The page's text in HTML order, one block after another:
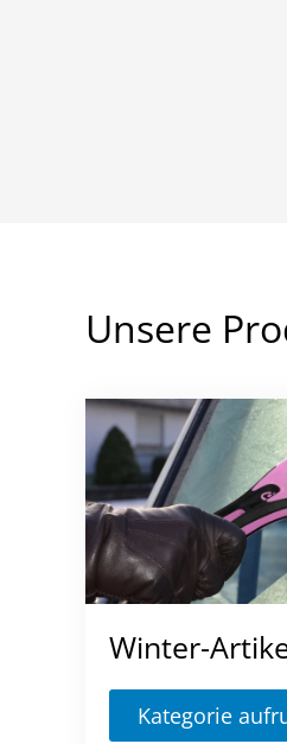
Unsere
Winter-
Kategorie